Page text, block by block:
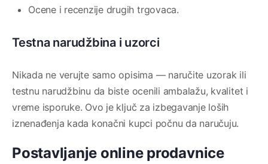
Ocene i recenzije drugih trgovaca.
Testna narudžbina i uzorci
Nikada ne verujte samo opisima — naručite uzorak ili
testnu narudžbinu da biste ocenili ambalažu, kvalitet i
vreme isporuke. Ovo je ključ za izbegavanje loših
iznenađenja kada konačni kupci počnu da naručuju.
Postavljanje online prodavnice